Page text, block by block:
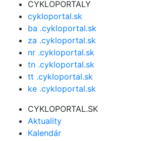
CYKLOPORTALY
cykloportal.sk
ba .cykloportal.sk
za .cykloportal.sk
nr .cykloportal.sk
tn .cykloportal.sk
tt .cykloportal.sk
ke .cykloportal.sk
CYKLOPORTAL.SK
Aktuality
Kalendár